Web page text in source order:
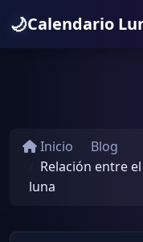
🌙Calendario
Inicio
Blog
Relación entre
luna